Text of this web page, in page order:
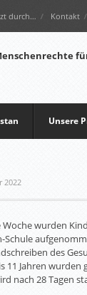
durch… Kontakt
Unsere
2022
Woche wurden
Schule
des
11 Jahren
nach 28 Tagen